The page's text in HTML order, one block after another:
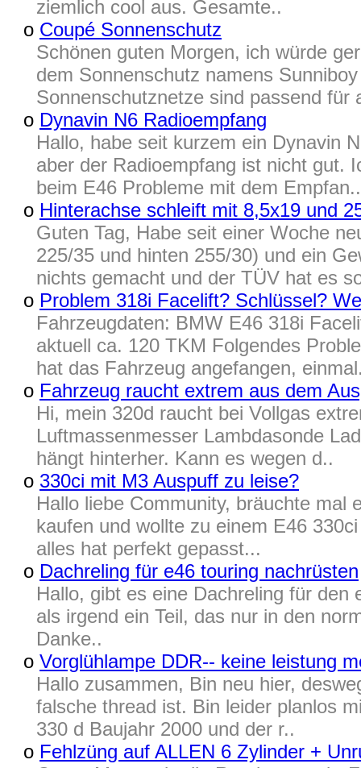
ziemlich cool aus. Gesamte..
o Coupé Sonnenschutz
Schönen guten Morgen, ich würde
dem Sonnenschutz namens
Sonnenschutznetze sind passend für
o Dynavin N6 Radioempfang
Hallo, habe seit kurzem ein Dynavin
aber der Radioempfang ist nicht gut.
beim E46 Probleme mit dem Empfan..
o Hinterachse schleift mit 8,5x19 und
Guten Tag, Habe seit einer Woche
225/35 und hinten 255/30) und ein
nichts gemacht und der TÜV hat es
o Problem 318i Facelift? Schlüssel?
Fahrzeugdaten: BMW E46 318i
aktuell ca. 120 TKM Folgendes
hat das Fahrzeug angefangen,
o Fahrzeug raucht extrem aus dem
Hi, mein 320d raucht bei Vollgas
Luftmassenmesser Lambdasonde
hängt hinterher. Kann es wegen d..
o 330ci mit M3 Auspuff zu leise?
Hallo liebe Community, bräuchte mal
kaufen und wollte zu einem E46
alles hat perfekt gepasst...
o Dachreling für e46 touring nachrüsten
Hallo, gibt es eine Dachreling für
als irgend ein Teil, das nur in den
Danke..
o Vorglühlampe DDR-- keine leistung
Hallo zusammen, Bin neu hier,
falsche thread ist. Bin leider planlos
330 d Baujahr 2000 und der r..
o Fehlzüng auf ALLEN 6 Zylinder +